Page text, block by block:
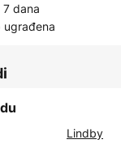
dana
ugrađena
Lindby